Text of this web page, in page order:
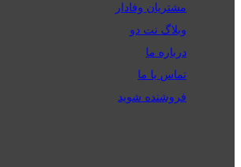
مشتریان وفادار
وبلاگ نت دو
درباره ما
تماس با ما
فروشنده شوید